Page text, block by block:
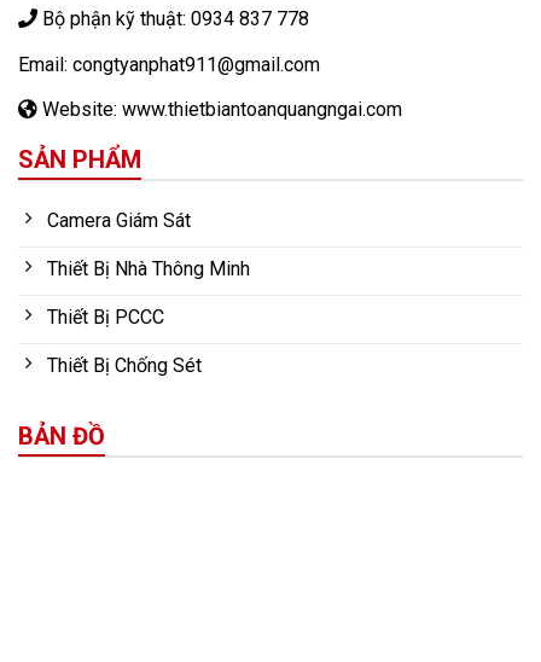
Bộ phận kỹ thuật: 0934 837 778
Email: congtyanphat911@gmail.com
Website: www.thietbiantoanquangngai.com
SẢN PHẨM
Camera Giám Sát
Thiết Bị Nhà Thông Minh
Thiết Bị PCCC
Thiết Bị Chống Sét
BẢN ĐỒ